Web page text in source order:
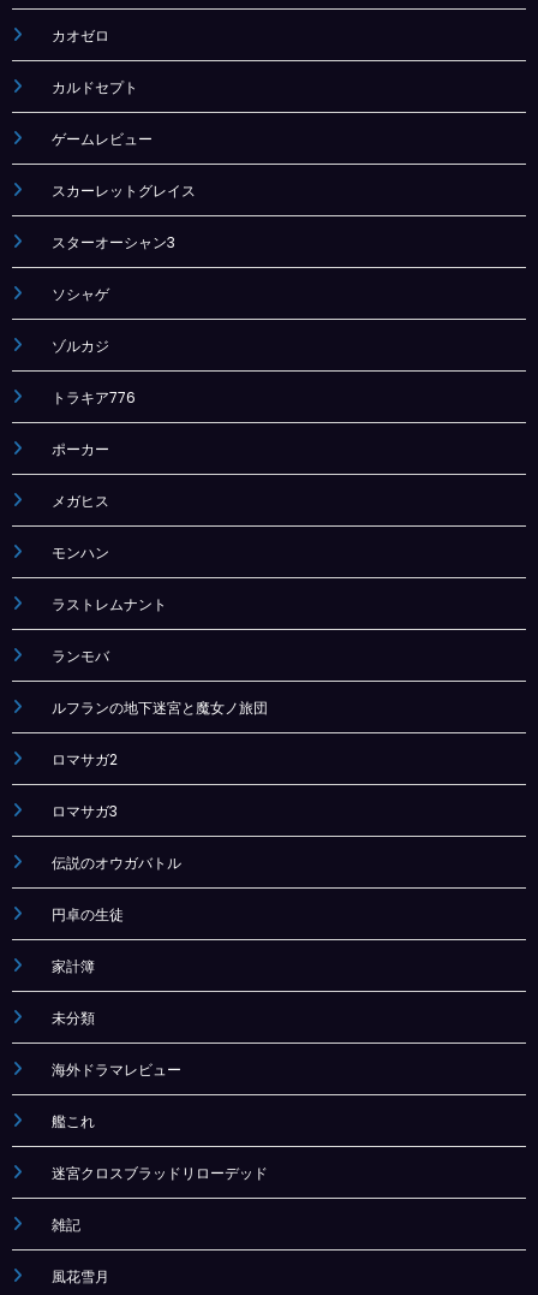
カオゼロ
カルドセプト
ゲームレビュー
スカーレットグレイス
スターオーシャン3
ソシャゲ
ゾルカジ
トラキア776
ポーカー
メガヒス
モンハン
ラストレムナント
ランモバ
ルフランの地下迷宮と魔女ノ旅団
ロマサガ2
ロマサガ3
伝説のオウガバトル
円卓の生徒
家計簿
未分類
海外ドラマレビュー
艦これ
迷宮クロスブラッドリローデッド
雑記
風花雪月